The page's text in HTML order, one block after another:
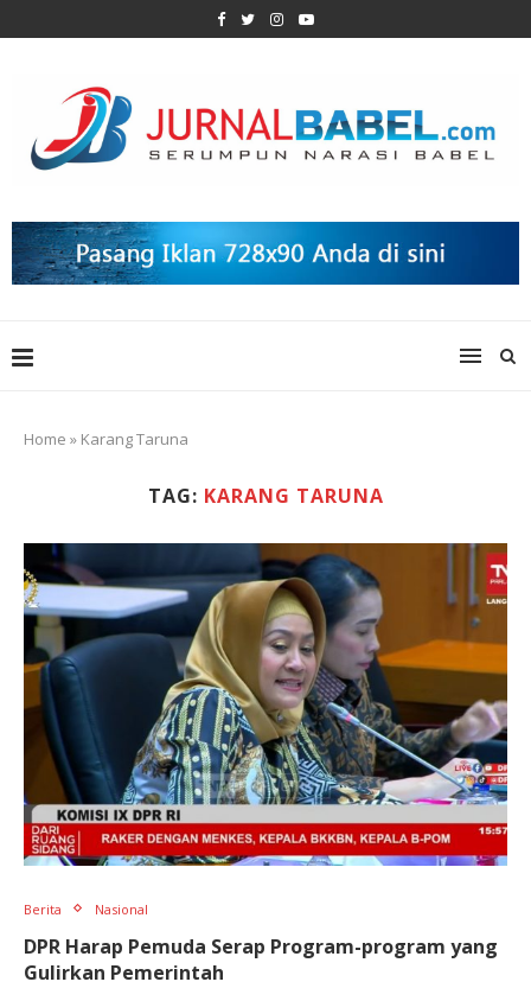
Home » Karang Taruna
TAG: KARANG TARUNA
Berita Nasional
DPR Harap Pemuda Serap Program-program yang
Gulirkan Pemerintah